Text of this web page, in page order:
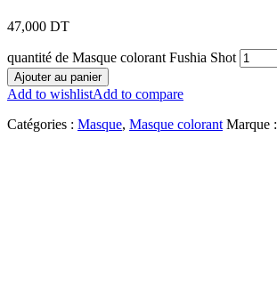
47,000 DT
quantité de Masque colorant Fushia Shot
Ajouter au panier
Add to wishlistAdd to compare
Catégories : Masque, Masque colorant Marque :